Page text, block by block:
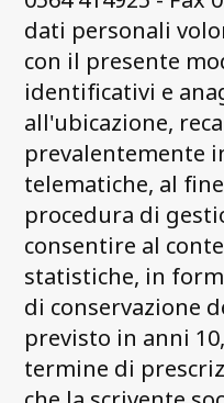
dati personali
con il presente
identificativi e
all'ubicazione,
prevalentemente
telematiche, al
procedura di
consentire al
statistiche, in
di conservazione
previsto in anni
termine di